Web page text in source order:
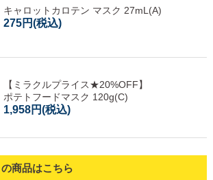
キャロットカロテン マスク 27mL(A)
275円(税込)
【ミラクルプライス★20%OFF】
ポテトフードマスク 120g(C)
1,958円(税込)
商品はこちら